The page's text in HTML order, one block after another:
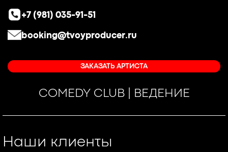
+7 (981) 035-91-51
booking@tvoyproducer.ru
ЗАКАЗАТЬ АРТИСТА
COMEDY CLUB | ВЕДЕНИЕ
Наши клиенты